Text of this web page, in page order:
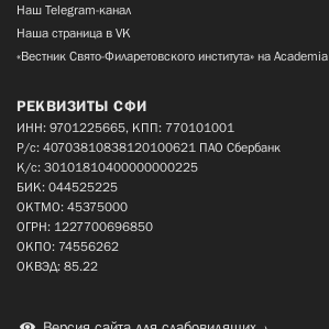
Наш Telegram-канал
Наша страница в VK
«Вестник Свято-Филаретовского института» на Academia
РЕКВИЗИТЫ СФИ
ИНН: 9701225665, КПП: 770101001
Р/с: 40703810838120100621 ПАО Сбербанк
К/с: 30101810400000000225
БИК: 044525225
ОКТМО: 45375000
ОГРН: 1227700696850
ОКПО: 74556262
ОКВЭД: 85.22